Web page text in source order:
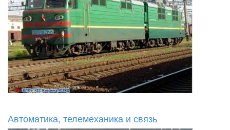
Автоматика, телемеханика и связь